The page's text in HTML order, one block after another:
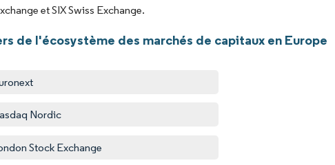
et SIX Swiss Exchange.
de l'écosystème des marchés de capitaux en Europe
Nordic
Stock Exchange